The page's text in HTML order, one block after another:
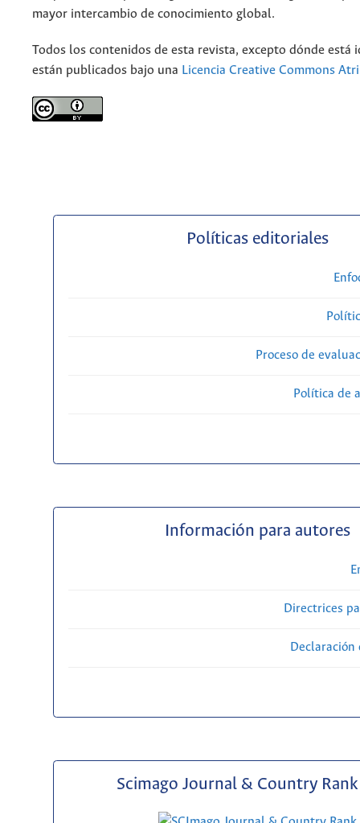
mayor intercambio de conocimiento global.
Todos los contenidos de esta revista, excepto dónde está
están publicados bajo una Licencia Creative Commons
Políticas editoriales
Proceso de
Política de
Información para autores
Directrices
Scimago Journal & Country Rank